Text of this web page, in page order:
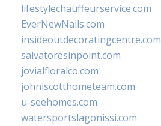
lifestylechauffeurservice.com
EverNewNails.com
insideoutdecoratingcentre.com
salvatoresinpoint.com
jovialfloralco.com
johnlscotthometeam.com
u-seehomes.com
watersportslagonissi.com